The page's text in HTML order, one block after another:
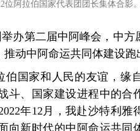
位阿拉伯国家代表团团长集体合影
办第二届中阿峰会，中
动中阿命运共同体建设跑
伯国家和人民的友谊，缘
斗、国家建设进程中的合
年12月，我赴沙特利雅
向新时代的中阿命运共同